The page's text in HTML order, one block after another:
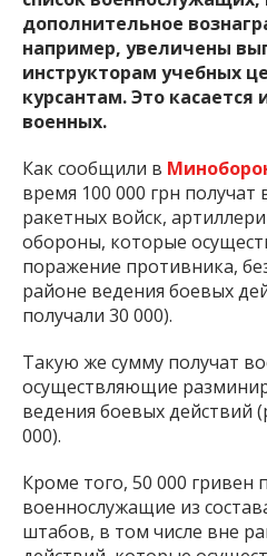
дополнительное
например, увеличены
инструкторам учебных
курсантам. Это касается
военных.
Как сообщили в
время 100 000 грн
ракетных войск,
обороны, которые
поражение противника,
районе ведения боевых
получали 30 000).
Такую же сумму получат
осуществляющие
ведения боевых действий
000).
Кроме того, 50 000 гривен
военнослужащие из
штабов, в том числе вне